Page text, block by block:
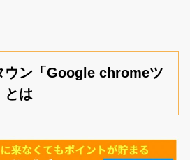
ウン「Google chromeツ
とは